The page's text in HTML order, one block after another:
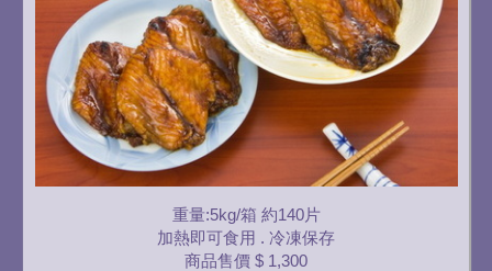
重量:5kg/箱 約140片
加熱即可食用 . 冷凍保存
商品售價 $ 1,300